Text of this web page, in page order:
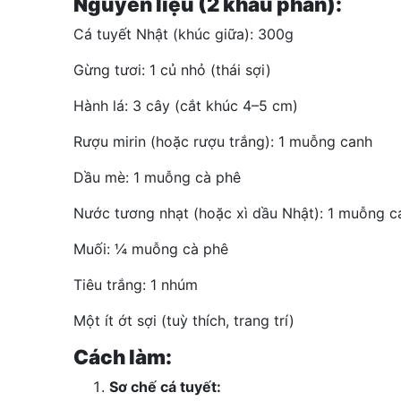
Cá tuyết Nhật (khúc giữa): 300g
Gừng tươi: 1 củ nhỏ (thái sợi)
Hành lá: 3 cây (cắt khúc 4–5 cm)
Rượu mirin (hoặc rượu trắng): 1 muỗng canh
Dầu mè: 1 muỗng cà phê
Nước tương nhạt (hoặc xì dầu Nhật): 1 muỗng
Muối: ¼ muỗng cà phê
Tiêu trắng: 1 nhúm
Một ít ớt sợi (tuỳ thích, trang trí)
Cách làm:
Sơ chế cá tuyết: